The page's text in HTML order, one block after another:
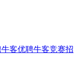
牛客优聘牛客竞赛招